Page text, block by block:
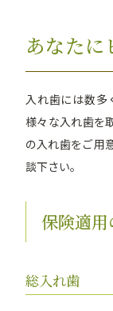
あなたに
入れ歯には数多
様々な入れ歯を
の入れ歯をご用
談下さい。
保険適
総入れ歯